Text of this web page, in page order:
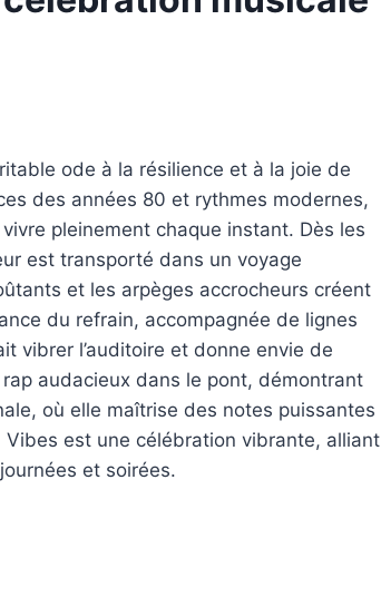
ode à la résilience et à la joie de
des années 80 et rythmes modernes,
pleinement chaque instant. Dès les
est transporté dans un voyage
et les arpèges accrocheurs créent
du refrain, accompagnée de lignes
vibrer l’auditoire et donne envie de
audacieux dans le pont, démontrant
où elle maîtrise des notes puissantes
est une célébration vibrante, alliant
et soirées.